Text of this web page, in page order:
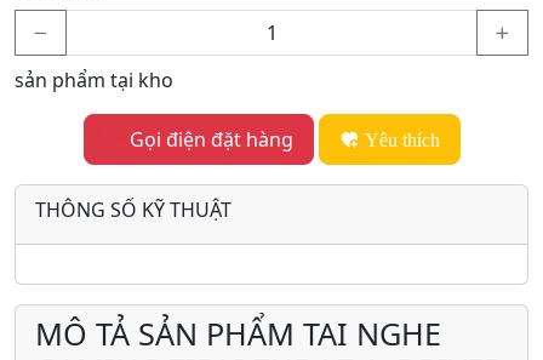
sản phẩm tại kho
Gọi điện đặt hàng Yêu thích
THÔNG SỐ KỸ THUẬT
MÔ TẢ SẢN PHẨM TAI NGHE